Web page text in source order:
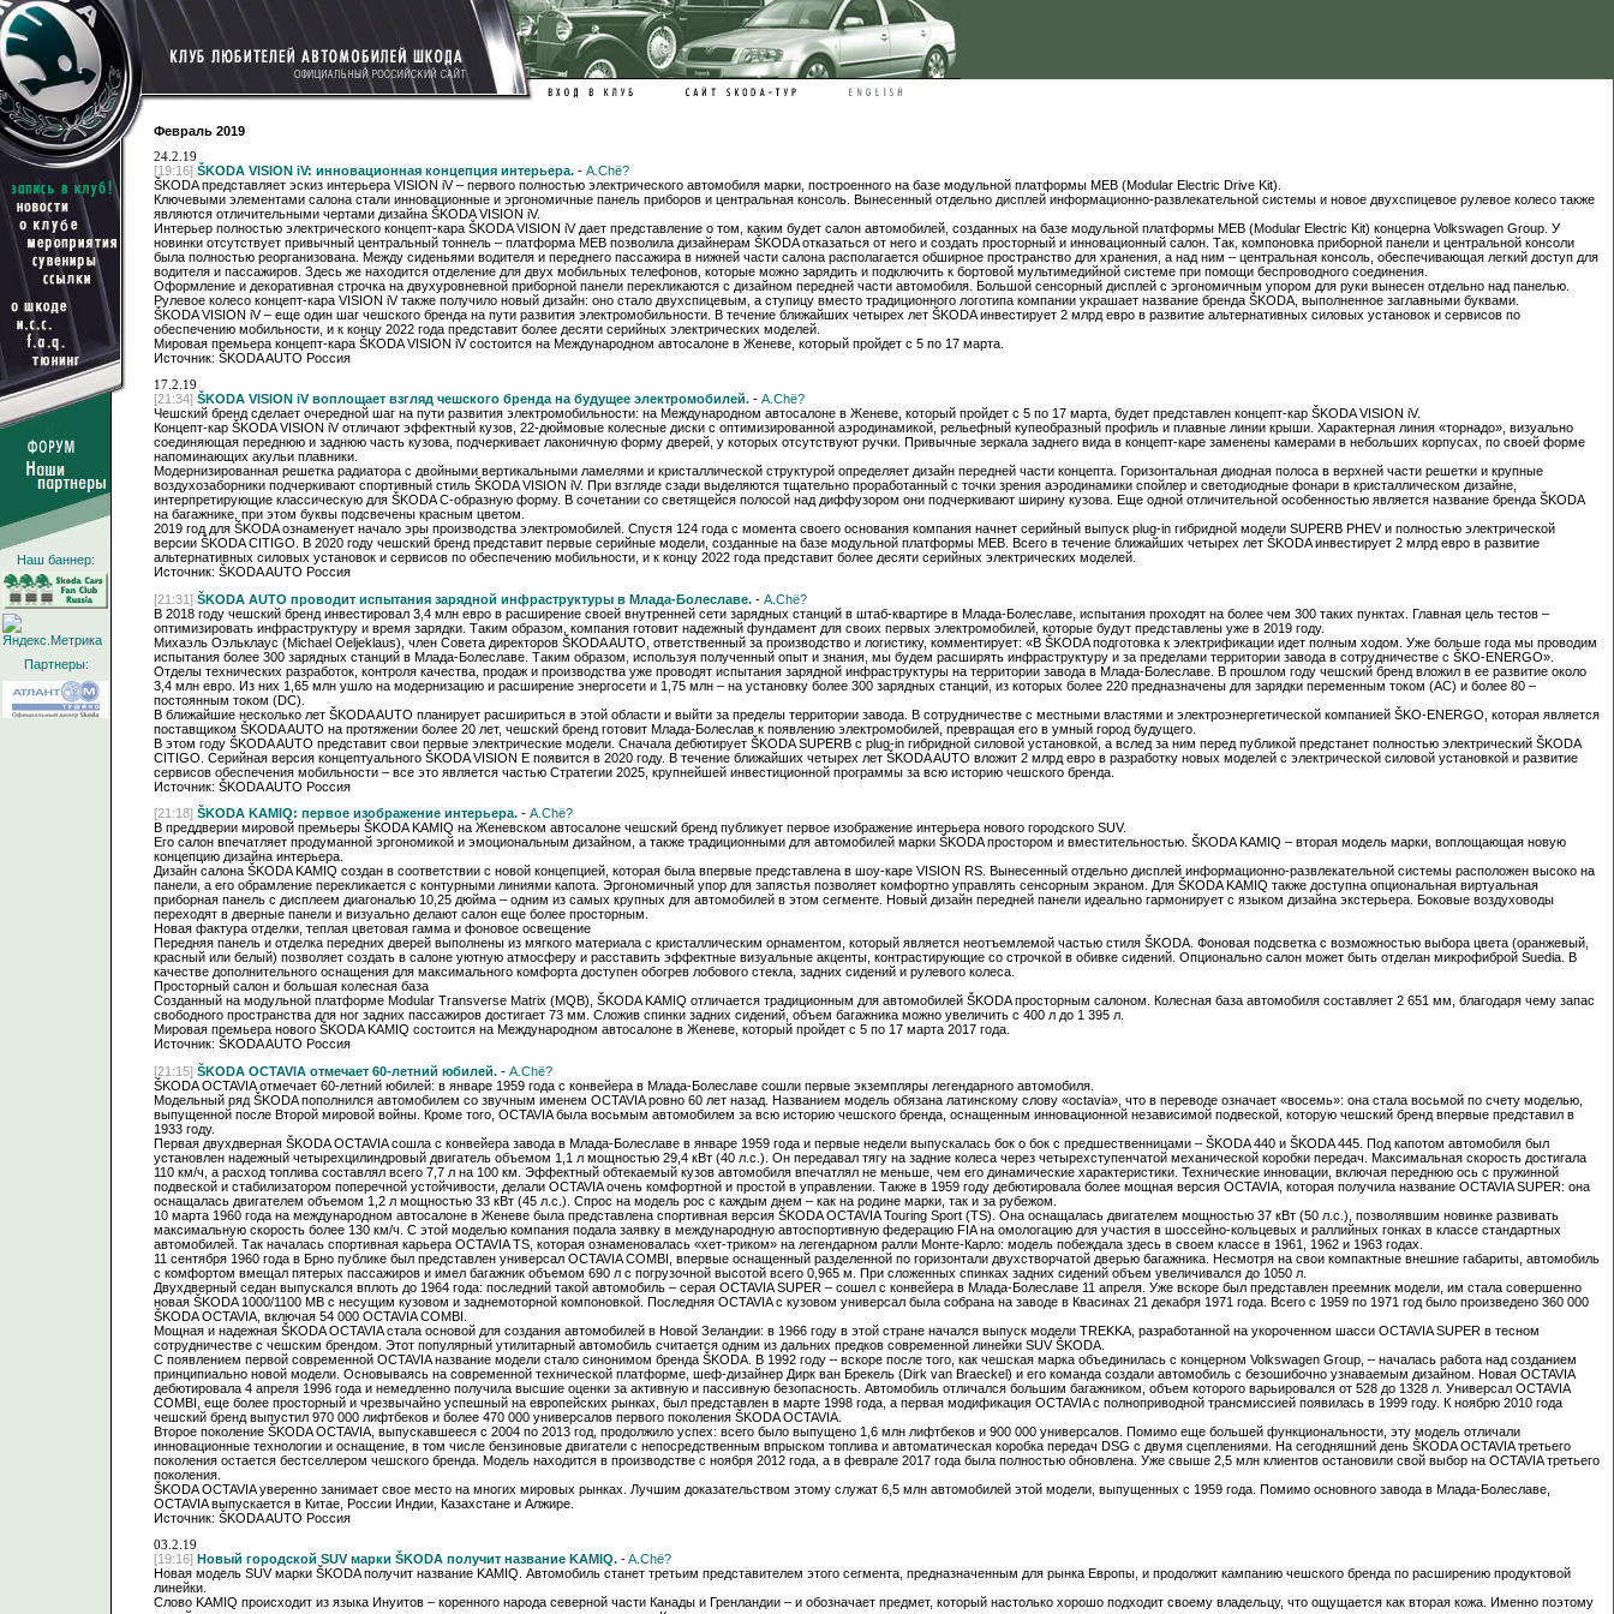
Наш баннер:
Партнеры:
Февраль 2019
24.2.19
[19:16] ŠKODA VISION iV: инновационная концепция интерьера. - A.Chё?
ŠKODA представляет эскиз интерьера VISION iV – первого полностью электрического автомобиля марки, построенного на базе модульной платформы MEB (Modular Electric Drive Kit).
​​​​Ключевыми элементами салона стали инновационные и эргономичные панель приборов и центральная консоль. Вынесенный отдельно дисплей информационно-развлекательной системы и новое двухспицевое рулевое колесо также
являются отличительными чертами дизайна ŠKODA VISION iV.
Интерьер полностью электрического концепт-кара ŠKODA VISION iV дает представление о том, каким будет салон автомобилей, созданных на базе модульной платформы MEB (Modular Electric Kit) концерна Volkswagen Group. У
новинки отсутствует привычный центральный тоннель – платформа MEB позволила дизайнерам ŠKODA отказаться от него и создать просторный и инновационный салон. Так, компоновка приборной панели и центральной консоли
была полностью реорганизована. Между сиденьями водителя и переднего пассажира в нижней части салона располагается обширное пространство для хранения, а над ним – центральная консоль, обеспечивающая легкий доступ для
водителя и пассажиров. Здесь же находится отделение для двух мобильных телефонов, которые можно зарядить и подключить к бортовой мультимедийной системе при помощи беспроводного соединения.
Оформление и декоративная строчка на двухуровневной приборной панели перекликаются с дизайном передней части автомобиля. Большой сенсорный дисплей с эргономичным упором для руки вынесен отдельно над панелью.
Рулевое колесо концепт-кара VISION iV также получило новый дизайн: оно стало двухспицевым, а ступицу вместо традиционного логотипа компании украшает название бренда ŠKODA, выполненное заглавными буквами.
ŠKODA VISION iV – еще один шаг чешского бренда на пути развития электромобильности. В течение ближайших четырех лет ŠKODA инвестирует 2 млрд евро в развитие альтернативных силовых установок и сервисов по
обеспечению мобильности, и к концу 2022 года представит более десяти серийных электрических моделей.
Мировая премьера концепт-кара ŠKODA VISION iV состоится на Международном автосалоне в Женеве, который пройдет с 5 по 17 марта.
Источник: ŠKODA AUTO Россия
17.2.19
[21:34] ŠKODA VISION iV воплощает взгляд чешского бренда на будущее электромобилей. - A.Chё?
Чешский бренд сделает очередной шаг на пути развития электромобильности: на Международном автосалоне в Женеве, который ​пройдет с 5 по 17 марта, будет представлен концепт-кар ŠKODA VISION iV.
Концепт-кар ŠKODA VISION iV отличают эффектный кузов, 22-дюймовые колесные диски с оптимизированной аэродинамикой, рельефный купеобразный профиль и плавные линии крыши. Характерная линия «торнадо», визуально
соединяющая переднюю и заднюю часть кузова, подчеркивает лаконичную форму дверей, у которых отсутствуют ручки. Привычные зеркала заднего вида в концепт-каре заменены камерами в небольших корпусах, по своей форме
напоминающих акульи плавники.
Модернизированная решетка радиатора с двойными вертикальными ламелями и кристаллической структурой определяет дизайн передней части концепта. Горизонтальная диодная полоса в верхней части решетки и крупные
воздухозаборники подчеркивают спортивный стиль ŠKODA VISION iV. При взгляде сзади выделяются тщательно проработанный с точки зрения аэродинамики спойлер и светодиодные фонари в кристаллическом дизайне,
интерпретирующие классическую для ŠKODA С-образную форму. В сочетании со светящейся полосой над диффузором они подчеркивают ширину кузова. Еще одной отличительной особенностью является название бренда ŠKODA
на багажнике, при этом буквы подсвечены красным цветом.
2019 год для ŠKODA ознаменует начало эры производства электромобилей. Спустя 124 года с момента своего основания компания начнет серийный выпуск plug-in гибридной модели SUPERB PHEV и полностью электрической
версии ŠKODA CITIGO. В 2020 году чешский бренд представит первые серийные модели, созданные на базе модульной платформы MEB. Всего в течение ближайших четырех лет ŠKODA инвестирует 2 млрд евро в развитие
альтернативных силовых установок и сервисов по обеспечению мобильности, и к концу 2022 года представит более десяти серийных электрических моделей.
Источник: ŠKODA AUTO Россия
[21:31] ŠKODA AUTO проводит испытания зарядной инфраструктуры в Млада-Болеславе. - A.Chё?
В 2018 году чешский бренд инвестировал 3,4 млн евро в расширение своей внутренней сети зарядных станций в штаб-квартире в Млада-Болеславе, испытания проходят на более чем 300 таких пунктах. Главная цель тестов –
оптимизировать инфраструктуру и время зарядки. Таким образом, компания готовит надежный фундамент для своих первых электромобилей, которые будут представлены уже в 2019 году.
Михаэль Оэльклаус (Michael Oeljeklaus), член Совета директоров ŠKODA AUTO, ответственный за производство и логистику, комментирует: «В ŠKODA подготовка к электрификации идет полным ходом. Уже больше года мы проводим
испытания более 300 зарядных станций в Млада-Болеславе. Таким образом, используя полученный опыт и знания, мы будем расширять инфраструктуру и за пределами территории завода в сотрудничестве с ŠKO-ENERGO».
Отделы технических разработок, контроля качества, продаж и производства уже проводят испытания зарядной инфраструктуры на территории завода в Млада-Болеславе. В прошлом году чешский бренд вложил в ее развитие около
3,4 млн евро. Из них 1,65 млн ушло на модернизацию и расширение энергосети и 1,75 млн – на установку более 300 зарядных станций, из которых более 220 предназначены для зарядки переменным током (AC) и более 80 –
постоянным током (DC).
В ближайшие несколько лет ŠKODA AUTO планирует расшириться в этой области и выйти за пределы территории завода. В сотрудничестве с местными властями и электроэнергетической компанией ŠKO-ENERGO, которая является
поставщиком ŠKODA AUTO на протяжении более 20 лет, чешский бренд готовит Млада-Болеслав к появлению электромобилей, превращая его в умный город будущего.
В этом году ŠKODA AUTO представит свои первые электрические модели. Сначала дебютирует ŠKODA SUPERB с plug-in гибридной силовой установкой, а вслед за ним перед публикой предстанет полностью электрический ŠKODA
CITIGO. Серийная версия концептуального ŠKODA VISION E появится в 2020 году. В течение ближайших четырех лет ŠKODA AUTO вложит 2 млрд евро в разработку новых моделей с электрической силовой установкой и развитие
сервисов обеспечения мобильности – все это является частью Стратегии 2025, крупнейшей инвестиционной программы за всю историю чешского бренда.
Источник: ŠKODA AUTO Россия
[21:18] ŠKODA KAMIQ: первое изображение интерьера. - A.Chё?
В преддверии мировой премьеры ŠKODA KAMIQ на Женевском автосалоне чешский бренд публикует первое изображение интерьера нового городского SUV.
Его салон впечатляет продуманной эргономикой и эмоциональным дизайном, а также традиционными для автомобилей марки ŠKODA простором и вместительностью. ŠKODA KAMIQ – вторая модель марки, воплощающая новую
концепцию дизайна интерьера.
Дизайн салона ŠKODA KAMIQ создан в соответствии с новой концепцией, которая была впервые представлена в шоу-каре VISION RS. Вынесенный отдельно дисплей информационно-развлекательной системы расположен высоко на
панели, а его обрамление перекликается с контурными линиями капота. Эргономичный упор для запястья позволяет комфортно управлять сенсорным экраном. Для ŠKODA KAMIQ также доступна опциональная виртуальная
приборная панель с дисплеем диагональю 10,25 дюйма – одним из самых крупных для автомобилей в этом сегменте. Новый дизайн передней панели идеально гармонирует с языком дизайна экстерьера. Боковые воздуховоды
переходят в дверные панели и визуально делают салон еще более просторным.
Новая фактура отделки, теплая цветовая гамма и фоновое освещение
Передняя панель и отделка передних дверей выполнены из мягкого материала с кристаллическим орнаментом, который является неотъемлемой частью стиля ŠKODA. Фоновая подсветка с возможностью выбора цвета (оранжевый,
красный или белый) позволяет создать в салоне уютную атмосферу и расставить эффектные визуальные акценты, контрастирующие со строчкой в обивке сидений. Опционально салон может быть отделан микрофиброй Suedia. В
качестве дополнительного оснащения для максимального комфорта доступен обогрев лобового стекла, задних сидений и рулевого колеса.
Просторный салон и большая колесная база
Созданный на модульной платформе Modular Transverse Matrix (MQB), ŠKODA KAMIQ отличается традиционным для автомобилей ŠKODA просторным салоном. Колесная база автомобиля составляет 2 651 мм, благодаря чему запас
свободного пространства для ног задних пассажиров достигает 73 мм. Сложив спинки задних сидений, объем багажника можно увеличить с 400 л до 1 395 л.
​Мировая премьера нового ŠKODA KAMIQ состоится на Международном автосалоне в Женеве, который пройдет с 5 по 17 марта 2017 года.
Источник: ŠKODA AUTO Россия
[21:15] ŠKODA OCTAVIA отмечает 60-летний юбилей. - A.Chё?
ŠKODA OCTAVIA отмечает 60-летний юбилей: в январе 1959 года с конвейера в Млада-Болеславе сошли первые экземпляры легендарного автомобиля.
Модельный ряд ŠKODA пополнился автомобилем со звучным именем OCTAVIA ровно 60 лет назад. Названием модель обязана латинскому слову «octavia», что в переводе означает «восемь»: она стала восьмой по счету моделью,
выпущенной после Второй мировой войны. Кроме того, OCTAVIA была восьмым автомобилем за всю историю чешского бренда, оснащенным инновационной независимой подвеской, которую чешский бренд впервые представил в
1933 году.
Первая двухдверная ŠKODA OCTAVIA сошла с конвейера завода в Млада-Болеславе в январе 1959 года и первые недели выпускалась бок о бок с предшественницами – ŠKODA 440 и ŠKODA 445. Под капотом автомобиля был
установлен надежный четырехцилиндровый двигатель объемом 1,1 л мощностью 29,4 кВт (40 л.с.). Он передавал тягу на задние колеса через четырехступенчатой механической коробки передач. Максимальная скорость достигала
110 км/ч, а расход топлива составлял всего 7,7 л на 100 км. Эффектный обтекаемый кузов автомобиля впечатлял не меньше, чем его динамические характеристики. Технические инновации, включая переднюю ось с пружинной
подвеской и стабилизатором поперечной устойчивости, делали OCTAVIA очень комфортной и простой в управлении. Также в 1959 году дебютировала более мощная версия OCTAVIA, которая получила название OCTAVIA SUPER: она
оснащалась двигателем объемом 1,2 л мощностью 33 кВт (45 л.с.). Спрос на модель рос с каждым днем – как на родине марки, так и за рубежом.
10 марта 1960 года на международном автосалоне в Женеве была представлена спортивная версия ŠKODA OCTAVIA Touring Sport (TS). Она оснащалась двигателем мощностью 37 кВт (50 л.с.), позволявшим новинке развивать
максимальную скорость более 130 км/ч. С этой моделью компания подала заявку в международную автоспортивную федерацию FIA на омологацию для участия в шоссейно-кольцевых и раллийных гонках в классе стандартных
автомобилей. Так началась спортивная карьера OCTAVIA TS, которая ознаменовалась «хет-триком» на легендарном ралли Монте-Карло: модель побеждала здесь в своем классе в 1961, 1962 и 1963 годах.
11 сентября 1960 года в Брно публике был представлен универсал OCTAVIA COMBI, впервые оснащенный разделенной по горизонтали двухстворчатой дверью багажника. Несмотря на свои компактные внешние габариты, автомобиль
с комфортом вмещал пятерых пассажиров и имел багажник объемом 690 л с погрузочной высотой всего 0,965 м. При сложенных спинках задних сидений объем увеличивался до 1050 л.
Двухдверный седан выпускался вплоть до 1964 года: последний такой автомобиль – серая OCTAVIA SUPER – сошел с конвейера в Млада-Болеславе 11 апреля. Уже вскоре был представлен преемник модели, им стала совершенно
новая ŠKODA 1000/1100 MB с несущим кузовом и заднемоторной компоновкой. Последняя OCTAVIA с кузовом универсал была собрана на заводе в Квасинах 21 декабря 1971 года. Всего с 1959 по 1971 год было произведено 360 000
ŠKODA OCTAVIA, включая 54 000 OCTAVIA COMBI.
Мощная и надежная ŠKODA OCTAVIA стала основой для создания автомобилей в Новой Зеландии: в 1966 году в этой стране начался выпуск модели TREKKA, разработанной на укороченном шасси OCTAVIA SUPER в тесном
сотрудничестве с чешским брендом. Этот популярный утилитарный автомобиль считается одним из дальних предков современной линейки SUV ŠKODA.
С появлением первой современной OCTAVIA название модели стало синонимом бренда ŠKODA. В 1992 году – вскоре после того, как чешская марка объединилась с концерном Volkswagen Group, – началась работа над созданием
принципиально новой модели. Основываясь на современной технической платформе, шеф-дизайнер Дирк ван Брекель (Dirk van Braeckel) и его команда создали автомобиль с безошибочно узнаваемым дизайном. Новая OCTAVIA
дебютировала 4 апреля 1996 года и немедленно получила высшие оценки за активную и пассивную безопасность. Автомобиль отличался большим багажником, объем которого варьировался от 528 до 1328 л. Универсал OCTAVIA
COMBI, еще более просторный и чрезвычайно успешный на европейских рынках, был представлен в марте 1998 года, а первая модификация OCTAVIA с полноприводной трансмиссией появилась в 1999 году. К ноябрю 2010 года
чешский бренд выпустил 970 000 лифтбеков и более 470 000 универсалов первого поколения ŠKODA OCTAVIA.
Второе поколение ŠKODA OCTAVIA, выпускавшееся с 2004 по 2013 год, продолжило успех: всего было выпущено 1,6 млн лифтбеков и 900 000 универсалов. Помимо еще большей функциональности, эту модель отличали
инновационные технологии и оснащение, в том числе бензиновые двигатели с непосредственным впрыском топлива и автоматическая коробка передач DSG с двумя сцеплениями. На сегодняшний день ŠKODA OCTAVIA третьего
поколения остается бестселлером чешского бренда. Модель находится в производстве с ноября 2012 года, а в феврале 2017 года была полностью обновлена. Уже свыше 2,5 млн клиентов остановили свой выбор на OCTAVIA третьего
поколения.
ŠKODA OCTAVIA уверенно занимает свое место на многих мировых рынках. Лучшим доказательством этому служат 6,5 млн автомобилей этой модели, выпущенных с 1959 года. Помимо основного завода в Млада-Болеславе,
OCTAVIA выпускается в Китае, России Индии, Казахстане и Алжире.​
Источник: ŠKODA AUTO Россия
03.2.19
[19:16] Новый городской SUV марки ŠKODA получит название KAMIQ. -A.Chё?
Новая модель SUV марки ŠKODA получит название KAMIQ. Автомобиль станет третьим представителем этого сегмента, предназначенным для рынка Европы, и продолжит кампанию чешского бренда по расширению продуктовой
линейки.​
​​Слово KAMIQ происходит из языка Инуитов – коренного народа северной части Канады и Гренландии – и обозначает предмет, который настолько хорошо подходит своему владельцу, что ощущается как вторая кожа. Именно поэтому